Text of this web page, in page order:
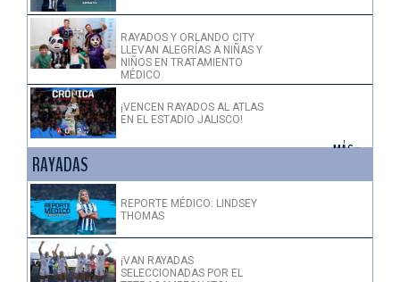
RAYADOS Y ORLANDO CITY
LLEVAN ALEGRÍAS A NIÑAS Y
NIÑOS EN TRATAMIENTO
MÉDICO
¡VENCEN RAYADOS AL ATLAS
EN EL ESTADIO JALISCO!
+ MÁS >
RAYADAS
REPORTE MÉDICO: LINDSEY
THOMAS
¡VAN RAYADAS
SELECCIONADAS POR EL